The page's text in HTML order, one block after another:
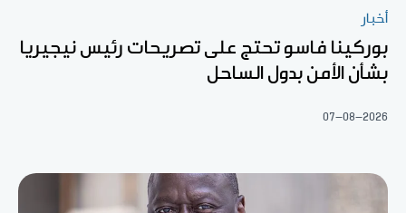
أخبار
بوركينا فاسو تحتج على تصريحات رئيس نيجيريا
بشأن الأمن بدول الساحل
07-08-2026